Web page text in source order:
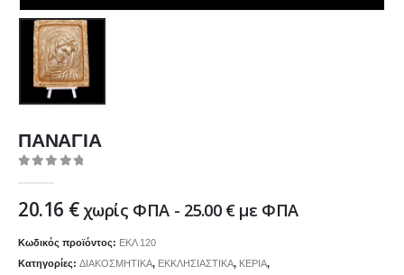
ΠΑΝΑΓΙΑ
20.16 € χωρίς ΦΠΑ - 25.00 €με ΦΠΑ
Κωδικός προϊόντος: ΕΚΛ 120
Κατηγορίες: ΔΙΑΚΟΣΜΗΤΙΚΑ, ΕΚΚΛΗΣΙΑΣΤΙΚΑ, ΚΕΡΙΑ,